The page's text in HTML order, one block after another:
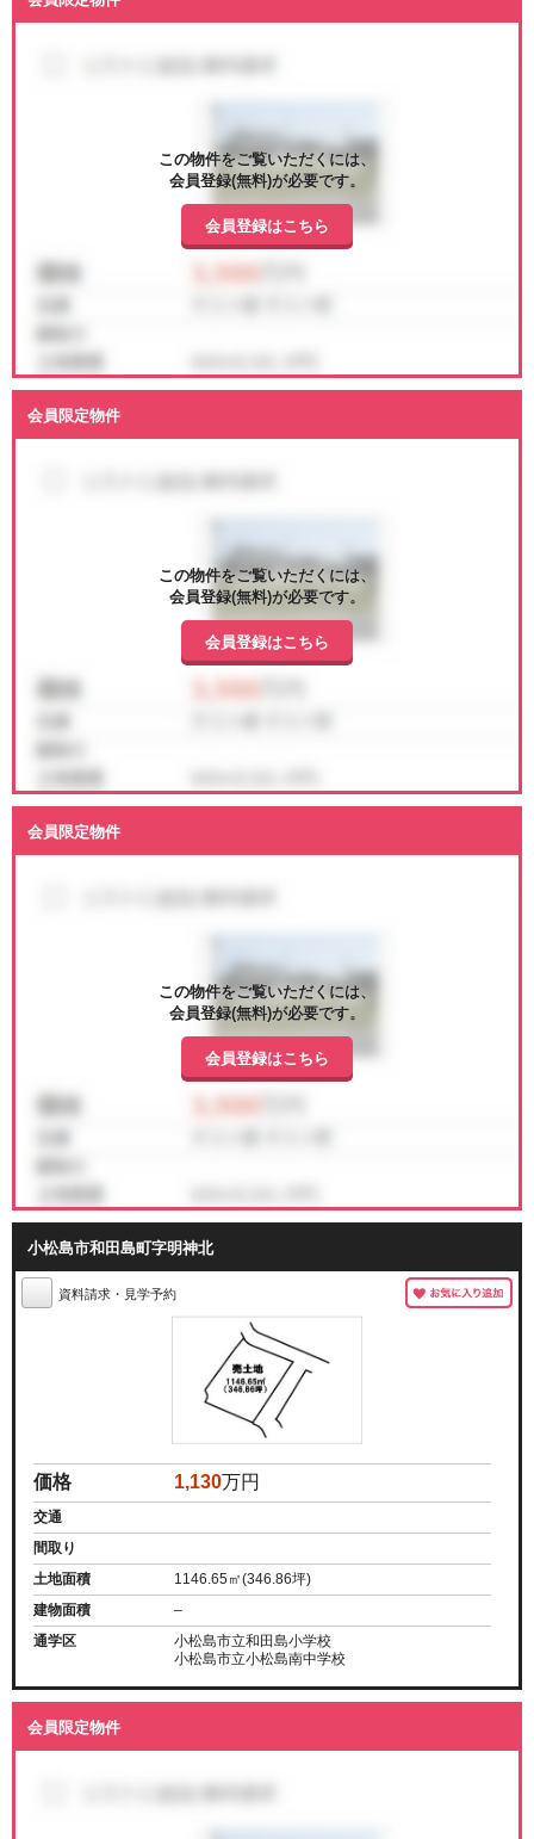
この物件をご覧いただくには、
会員登録(無料)が必要です。
会員登録はこちら
会員限定物件
この物件をご覧いただくには、
会員登録(無料)が必要です。
会員登録はこちら
会員限定物件
この物件をご覧いただくには、
会員登録(無料)が必要です。
会員登録はこちら
小松島市和田島町字明神北
資料請求・見学予約
価格 1,130万円
交通
間取り
土地面積
1146.65㎡(346.86坪)
建物面積
–
通学区
小松島市立和田島小学校
小松島市立小松島南中学校
会員限定物件